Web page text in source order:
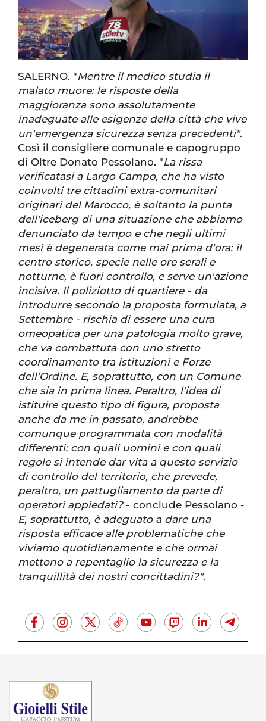
SALERNO. "Mentre il medico studia il
malato muore: le risposte della
maggioranza sono assolutamente
inadeguate alle esigenze della città che vive
un'emergenza sicurezza senza precedenti".
Così il consigliere comunale e capogruppo
di Oltre Donato Pessolano. "La rissa
verificatasi a Largo Campo, che ha visto
coinvolti tre cittadini extra-comunitari
originari del Marocco, è soltanto la punta
dell'iceberg di una situazione che abbiamo
denunciato da tempo e che negli ultimi
mesi è degenerata come mai prima d'ora: il
centro storico, specie nelle ore serali e
notturne, è fuori controllo, e serve un'azione
incisiva. Il poliziotto di quartiere - da
introdurre secondo la proposta formulata, a
Settembre - rischia di essere una cura
omeopatica per una patologia molto grave,
che va combattuta con uno stretto
coordinamento tra istituzioni e Forze
dell'Ordine. E, soprattutto, con un Comune
che sia in prima linea. Peraltro, l'idea di
istituire questo tipo di figura, proposta
anche da me in passato, andrebbe
comunque programmata con modalità
differenti: con quali uomini e con quali
regole si intende dar vita a questo servizio
di controllo del territorio, che prevede,
peraltro, un pattugliamento da parte di
operatori appiedati?- conclude Pessolano -
E, soprattutto, è adeguato a dare una
risposta efficace alle problematiche che
viviamo quotidianamente e che ormai
mettono a repentaglio la sicurezza e la
tranquillità dei nostri concittadini?".